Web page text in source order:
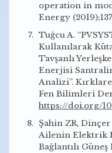
operation in
Energy
Tuğcu A.
Kullanılarak
Tavşanlı
Enerjisi
Analizi”.
Fen Bilimleri
https://doi.org/
Şahin ZR, Dinçer
Ailenin Elektrik
Bağlantılı